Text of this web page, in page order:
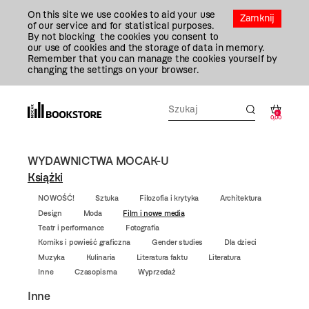
Zamknij
On this site we use cookies to aid your use
of our service and for statistical purposes.
By not blocking the cookies you consent to
our use of cookies and the storage of data in memory.
Remember that you can manage the cookies yourself by
changing the settings on your browser.
0
0,00
WYDAWNICTWA MOCAK-U
Książki
NOWOŚĆ! Sztuka Filozofia i krytyka
Architektura
Design
Moda
Film i nowe media
Teatr i performance
Fotografia
Komiks i powieść graficzna
Gender studies
Dla dzieci
Muzyka
Kulinaria Literatura faktu
Literatura
Inne
Czasopisma Wyprzedaż
Inne